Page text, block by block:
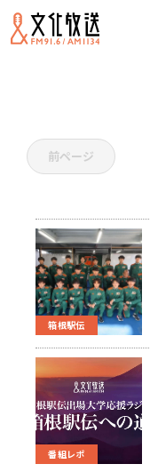
前ページ
箱根駅伝
番組レポ